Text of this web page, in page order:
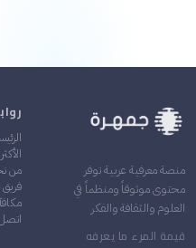
منصة معرفية عربية توفر
محتوى موثوقاً ومنظماً في
العلوم والثقافة والفكر
قيمة المرء ما يعرفه
من
اتصل